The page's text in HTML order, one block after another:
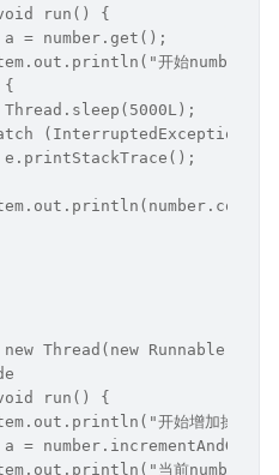
run() {
= number.get();
开始number:"
{
(InterruptedException e)
Thread(new Runnable() {
run() {
开始增加操作");
=
当前number:"